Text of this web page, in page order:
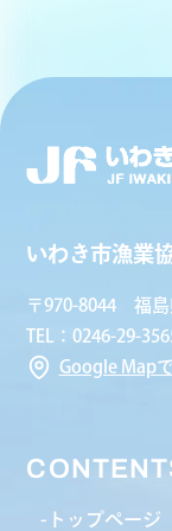
いわき市漁業
〒970-8044 福島
TEL：0246-29-
Google Map
トップページ